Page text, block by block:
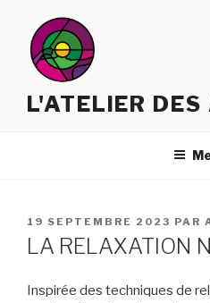
contenu
principal
L'ATELIER DES
PUBLIÉ
LE
19 SEPTEMBRE 2023 PAR
LA RELAXATION
Inspirée des techniques de